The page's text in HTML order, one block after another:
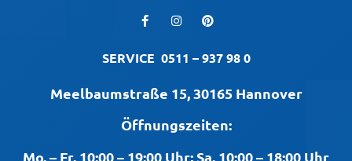
SERVICE 0511 – 937 98 0
Meelbaumstraße 15, 30165 Hannover
Öffnungszeiten:
Mo. – Fr. 10:00 – 19:00 Uhr; Sa. 10:00 – 18:00 Uhr